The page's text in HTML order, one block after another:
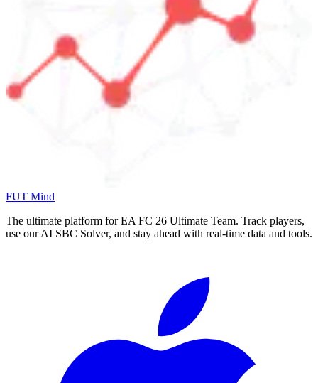
FUT Mind
The ultimate platform for EA FC 26 Ultimate Team. Track players,
use our AI SBC Solver, and stay ahead with real-time data and tools.